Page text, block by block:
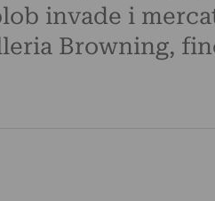
invade i
Browning,